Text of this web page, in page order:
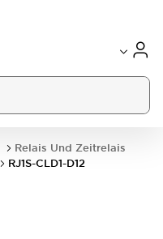
Relais Und Zeitrelais
RJ1S-CLD1-D12